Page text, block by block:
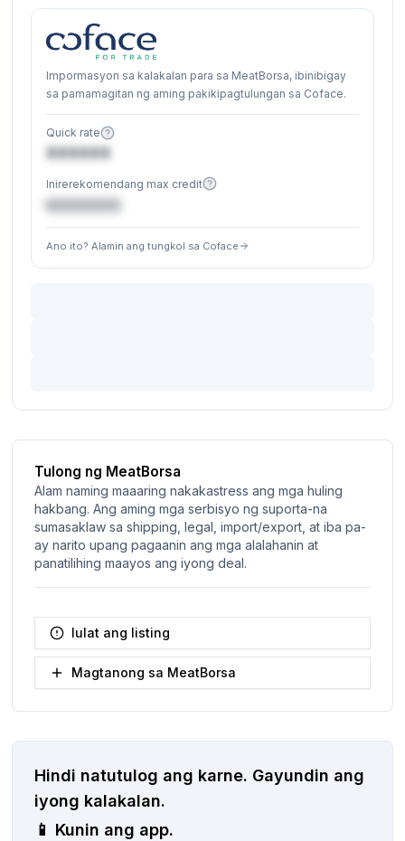
Impormasyon sa kalakalan para sa MeatBorsa, ibinibigay
sa pamamagitan ng aming pakikipagtulungan sa Coface.
Quick rate
XXXXXX
Inirerekomendang max credit
Ano ito? Alamin ang tungkol sa Coface
Tulong ng MeatBorsa
Alam naming maaaring nakakastress ang mga huling
hakbang. Ang aming mga serbisyo ng suporta-na
sumasaklaw sa shipping, legal, import/export, at iba pa-
ay narito upang pagaanin ang mga alalahanin at
panatilihing maayos ang iyong deal.
Iulat ang listing
Magtanong sa MeatBorsa
Hindi natutulog ang karne. Gayundin ang
iyong kalakalan.
📱 Kunin ang app.